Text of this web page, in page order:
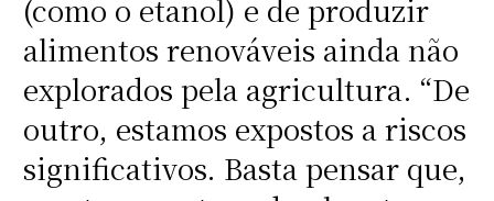
(como o etanol) e de produzir
alimentos renováveis ainda não
explorados pela agricultura. “De
outro, estamos expostos a riscos
significativos. Basta pensar que,